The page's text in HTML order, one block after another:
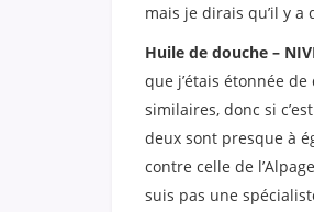
mais je dirais qu’il y a
Huile de douche –
que j’étais étonnée
similaires, donc si
deux sont presque à
contre celle de
suis pas une